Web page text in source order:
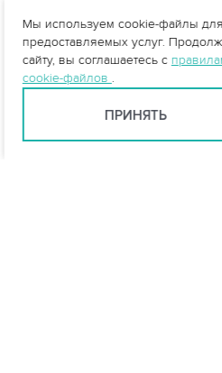
Мы используем cookie-файлы
предоставляемых услуг.
сайту, вы соглашаетесь с
cookie-файлов .
ПРИНЯТЬ